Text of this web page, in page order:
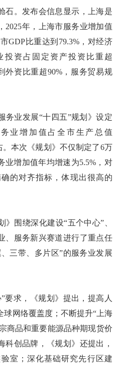
。发布会信息显示，上海是
2025年，上海市服务业增加值
GDP比重达到79.3%，对经济
投资占固定资产投资比重超
外资比重超90%，服务贸易规
业发展“十四五”规划》设定
业增加值占全市生产总值
。本次《规划》不仅制定了6万
业增加值年均增速为5.5%，对
的对齐指标，体现出很高的
围绕深化建设“五个中心”、
、服务新兴赛道进行了重点任
三带、多片区”的服务业发展
求，《规划》提出，提高人
球网络覆盖度；不断提升“上海
商品和重要能源品种期现货价
创品牌，《规划》还提出，
室；深化基础研究先行区建